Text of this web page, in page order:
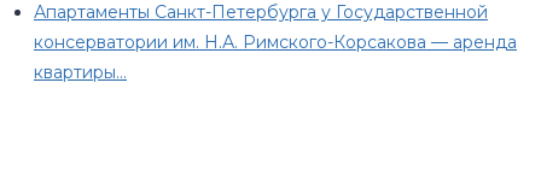
Апартаменты Санкт-Петербурга у Государственной
консерватории им. Н.А. Римского-Корсакова — аренда
квартиры…